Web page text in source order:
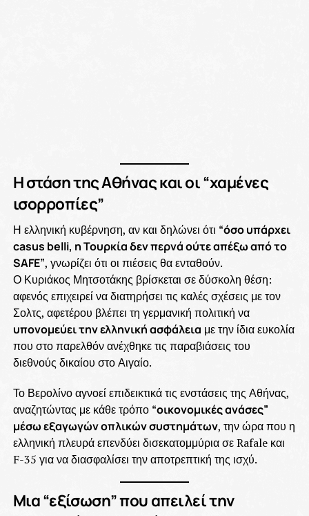
Η στάση της Αθήνας και οι “χαμένες
ισορροπίες”
Η ελληνική κυβέρνηση, αν και δηλώνει ότι “όσο υπάρχει
casus belli, η Τουρκία δεν περνά ούτε απέξω από το
SAFE”, γνωρίζει ότι οι πιέσεις θα ενταθούν.
Ο Κυριάκος Μητσοτάκης βρίσκεται σε δύσκολη θέση:
αφενός επιχειρεί να διατηρήσει τις καλές σχέσεις με τον
Σολτς, αφετέρου βλέπει τη γερμανική πολιτική να
υπονομεύει την ελληνική ασφάλεια με την ίδια ευκολία
που στο παρελθόν ανέχθηκε τις παραβιάσεις του
διεθνούς δικαίου στο Αιγαίο.
Το Βερολίνο αγνοεί επιδεικτικά τις ενστάσεις της Αθήνας,
αναζητώντας με κάθε τρόπο “οικονομικές ανάσες”
μέσω εξαγωγών οπλικών συστημάτων, την ώρα που η
ελληνική πλευρά επενδύει δισεκατομμύρια σε Rafale και
F-35 για να διασφαλίσει την αποτρεπτική της ισχύ.
Μια “εξίσωση” που απειλεί την